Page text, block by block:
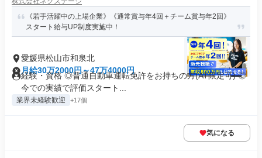
《若手活躍中の上場企業》《通常賞与年4回＋チーム賞与年2回》
スタート給与UP制度実施中！
愛媛県松山市和泉北
月給30万2000円～47万4000円
経験・資格 ◎普通自動車運転免許をお持ちの方(AT限定可) ◎
今での実績で評価スタート...
業界未経験歓迎 +17個
気になる